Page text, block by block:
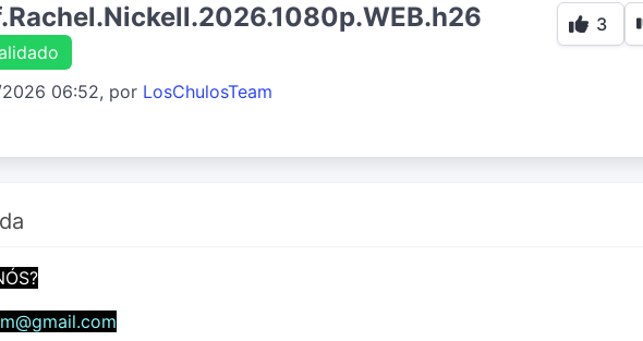
06:52, por LosChulosTeam
3